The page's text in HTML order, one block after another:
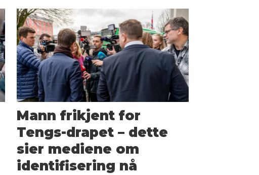
Mann frikjent for
Tengs-drapet – dette
sier mediene om
identifisering nå